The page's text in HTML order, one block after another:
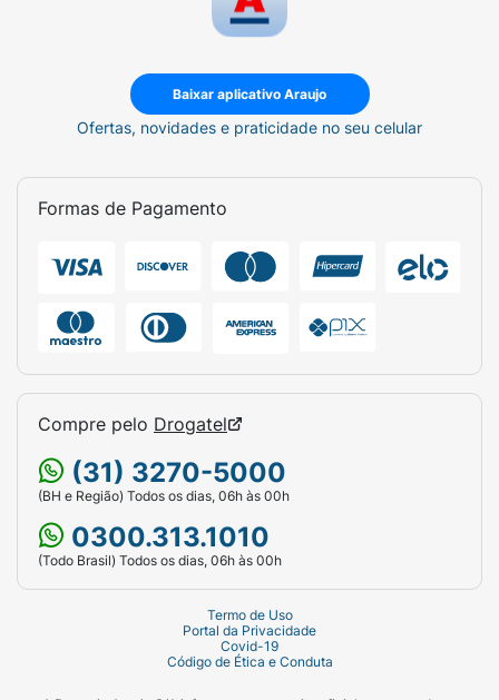
Baixar aplicativo Araujo
Ofertas, novidades e praticidade no seu celular
Formas de Pagamento
Compre pelo Drogatel
(31) 3270-5000
(BH e Região) Todos os dias, 06h às 00h
0300.313.1010
(Todo Brasil) Todos os dias, 06h às 00h
Termo de Uso
Portal da Privacidade
Covid-19
Código de Ética e Conduta